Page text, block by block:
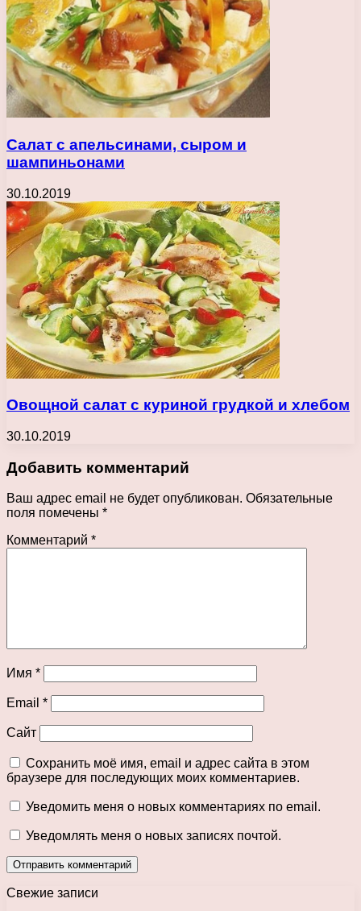
Салат с апельсинами, сыром и
шампиньонами
30.10.2019
Овощной салат с куриной грудкой и хлебом
30.10.2019
Добавить комментарий
Ваш адрес email не будет опубликован. Обязательные
поля помечены *
Комментарий *
Имя *
Email *
Сайт
Сохранить моё имя, email и адрес сайта в этом
браузере для последующих моих комментариев.
Уведомить меня о новых комментариях по email.
Уведомлять меня о новых записях почтой.
Свежие записи